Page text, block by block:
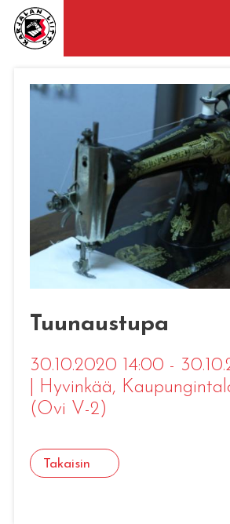
Tuunaustupa
30.10.2020 14:00 -
Hyvinkää,
(Ovi V-2)
Takaisin